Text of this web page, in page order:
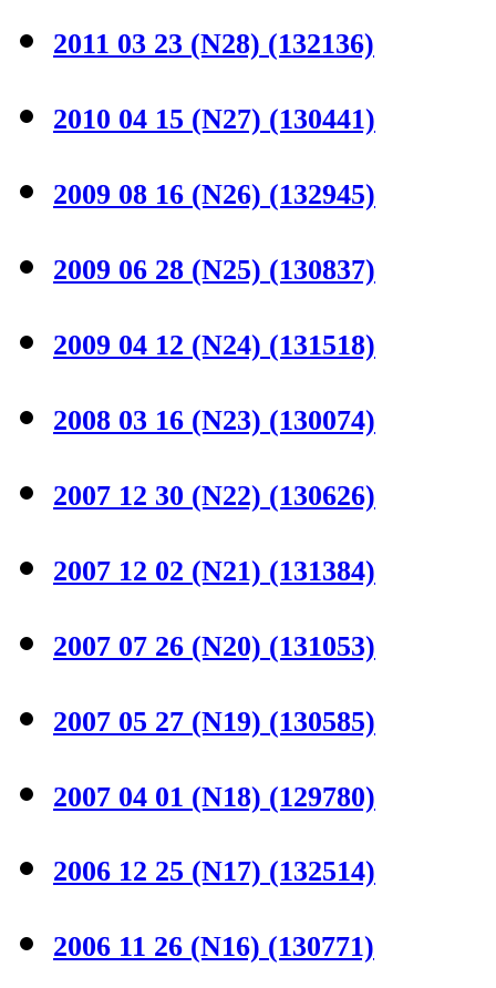
2011 03 23 (N28) (132136)
2010 04 15 (N27) (130441)
2009 08 16 (N26) (132945)
2009 06 28 (N25) (130837)
2009 04 12 (N24) (131518)
2008 03 16 (N23) (130074)
2007 12 30 (N22) (130626)
2007 12 02 (N21) (131384)
2007 07 26 (N20) (131053)
2007 05 27 (N19) (130585)
2007 04 01 (N18) (129780)
2006 12 25 (N17) (132514)
2006 11 26 (N16) (130771)